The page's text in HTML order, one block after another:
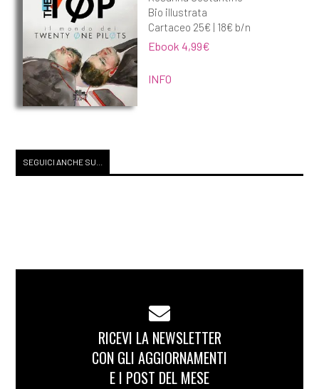
Bio illustrata
Cartaceo 25€ | 18€ b/n
Ebook 4,99€
INFO
SEGUICI ANCHE SU...
RICEVI LA NEWSLETTER
CON GLI AGGIORNAMENTI
E I POST DEL MESE